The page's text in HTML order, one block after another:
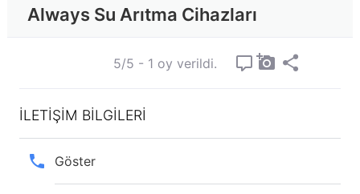
Always Su Arıtma Cihazları
5/5 - 1 oy verildi.
İLETİŞİM BİLGİLERİ
Göster